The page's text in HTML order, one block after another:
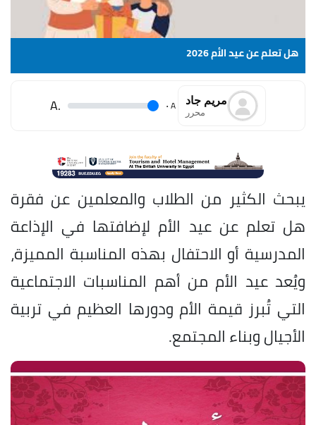
هل تعلم عن عيد الأم 2026
مريم جاد
محرر A
.
.A
يبحث الكثير من الطلاب والمعلمين عن فقرة
هل تعلم عن عيد الأم لإضافتها في الإذاعة
المدرسية أو الاحتفال بهذه المناسبة المميزة،
ويُعد عيد الأم من أهم المناسبات الاجتماعية
التي تُبرز قيمة الأم ودورها العظيم في تربية
الأجيال وبناء المجتمع.